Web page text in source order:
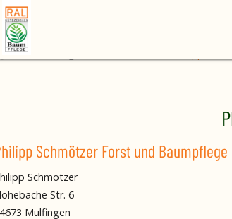
Home
Schmötzer Forst und Baumpflege
Schmötzer
Str. 6
Mulfingen